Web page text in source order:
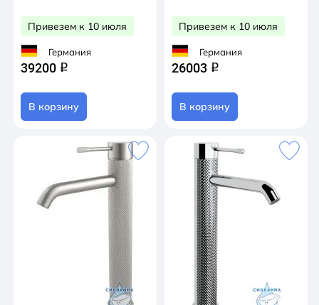
Привезем к 10 июля
Германия
39200 q
В корзину
Привезем к 10 июля
Германия
26003 q
В корзину